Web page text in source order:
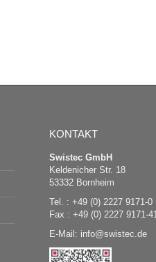
KONTAKT
Swistec GmbH
Keldenicher Str. 18
53332 Bornheim
Tel. : +49 (0) 2227 9171-0
Fax : +49 (0) 2227 9171-41
E-Mail:
@swistec.de